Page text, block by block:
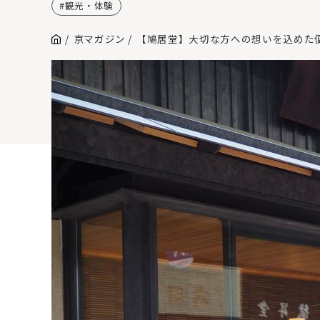
観光・体験
京マガジン 【鳩居堂】大切な方への想いを込めた